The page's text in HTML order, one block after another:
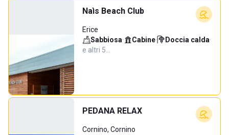
Naìs Beach Club
Erice
Sabbiosa· Cabine· Doccia calda·
e altri 5…
PEDANA RELAX
Cornino, Cornino